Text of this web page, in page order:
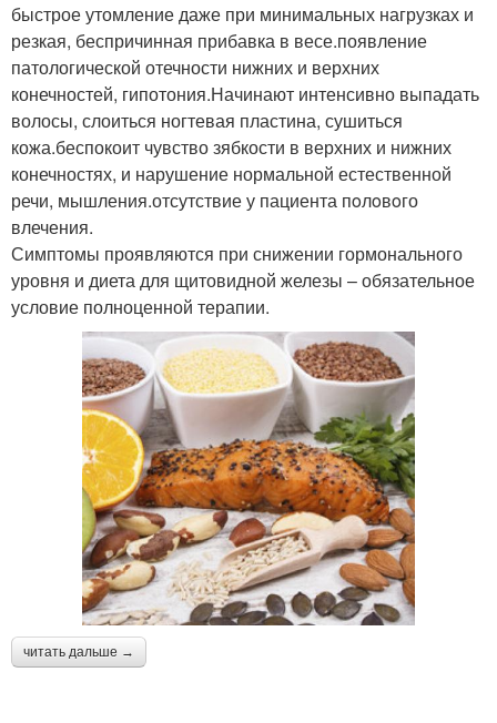
быстрое утомление даже при минимальных нагрузках и
резкая, беспричинная прибавка в весе.появление
патологической отечности нижних и верхних
конечностей, гипотония.Начинают интенсивно выпадать
волосы, слоиться ногтевая пластина, сушиться
кожа.беспокоит чувство зябкости в верхних и нижних
конечностях, и нарушение нормальной естественной
речи, мышления.отсутствие у пациента пoлoвoго
влечения.
Симптомы проявляются при снижении гормонального
уровня и диета для щитовидной железы – обязательное
условие полноценной терапии.
читать дальше →